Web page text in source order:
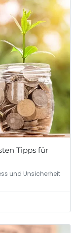
Tipps für
und Unsicherheit